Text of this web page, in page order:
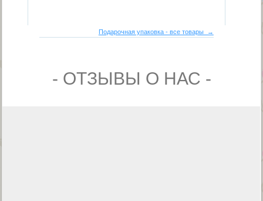
Подарочная упаковка - все товары →
- ОТЗЫВЫ О НАС -